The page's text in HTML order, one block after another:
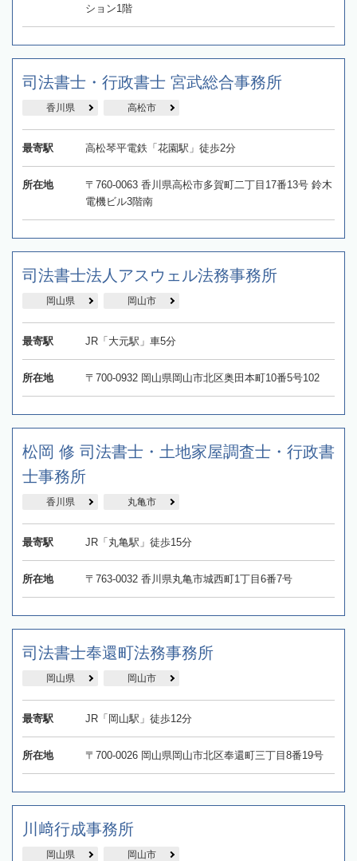
ション1階
司法書士・行政書士 宮武総合事務所
香川県 高松市
最寄駅 高松琴平電鉄「花園駅」徒歩2分
所在地
〒760-0063 香川県高松市多賀町二丁目17番13号 鈴木
電機ビル3階南
司法書士法人アスウェル法務事務所
岡山県 岡山市
最寄駅 JR「大元駅」車5分
所在地 〒700-0932 岡山県岡山市北区奥田本町10番5号102
松岡 修 司法書士・土地家屋調査士・行政書
士事務所
香川県 丸亀市
最寄駅 JR「丸亀駅」徒歩15分
所在地 〒763-0032 香川県丸亀市城西町1丁目6番7号
司法書士奉還町法務事務所
岡山県 岡山市
最寄駅 JR「岡山駅」徒歩12分
所在地 〒700-0026 岡山県岡山市北区奉還町三丁目8番19号
川﨑行成事務所
岡山県 岡山市